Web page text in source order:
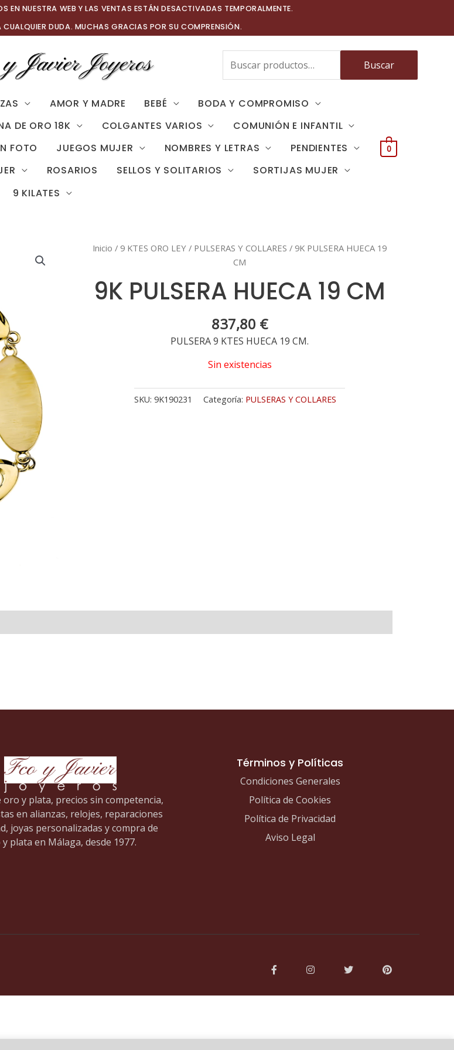
EN NUESTRA WEB Y LAS VENTAS ESTÁN DESACTIVADAS TEMPORALMENTE.
DUDA. MUCHAS GRACIAS POR SU COMPRENSIÓN.
Buscar
por:
Buscar
AMOR Y MADRE BEBÉ
BODA Y COMPROMISO
DE ORO 18K COLGANTES VARIOS
COMUNIÓN E INFANTIL
FOTO JUEGOS MUJER NOMBRES Y LETRAS
PENDIENTES
ROSARIOS SELLOS Y SOLITARIOS
SORTIJAS MUJER
9 KILATES
0
Inicio / 9 KTES ORO LEY / PULSERAS Y COLLARES / 9K PULSERA HUECA 19
CM
9K PULSERA HUECA 19 CM
837,80 €
PULSERA 9 KTES HUECA 19 CM.
Sin existencias
SKU:9K190231 Categoría: PULSERAS Y COLLARES
oro y plata, precios sin competencia,
en alianzas, relojes, reparaciones
joyas personalizadas y compra de
plata en Málaga, desde 1977.
Términos y Políticas
Condiciones Generales
Política de Cookies
Política de Privacidad
Aviso Legal